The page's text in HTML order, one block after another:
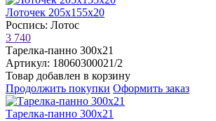
Лоточек 205х155х20
Роспись: Лотос
3 740
Тарелка-панно 300х21
Артикул: 18060300021/2
Товар добавлен в корзину
Продолжить покупки Оформить заказ
Тарелка-панно 300х21